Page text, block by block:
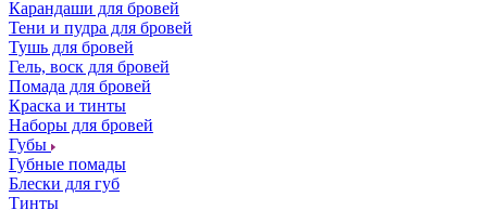
Карандаши для бровей
Тени и пудра для бровей
Тушь для бровей
Гель, воск для бровей
Помада для бровей
Краска и тинты
Наборы для бровей
Губы
Губные помады
Блески для губ
Тинты